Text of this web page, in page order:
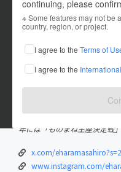
continuing, please
※ Some features may not be
country, region, or project.
I agree to the Terms of
I agree to the
エ
これまでに1件のプロジェ
在住国：日本 現在地：未設定
出身国：日本 出身地：未設定
大阪府出身。2009年、「R-1
たし、その後さまざまなネ
年には「ものまね王座決定戦
x.com/
www.instagram.com/